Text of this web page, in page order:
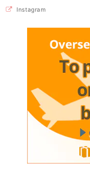
Instagram